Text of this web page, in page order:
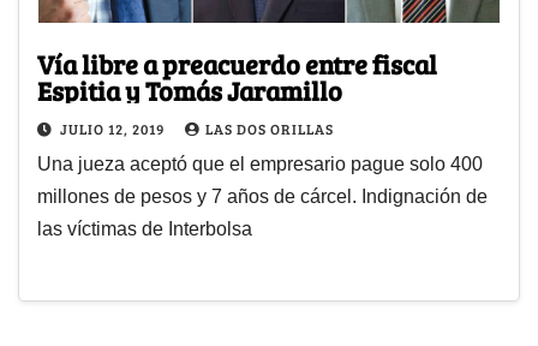
Vía libre a preacuerdo entre fiscal
Espitia y Tomás Jaramillo
JULIO 12, 2019 LAS DOS ORILLAS
Una jueza aceptó que el empresario pague solo 400
millones de pesos y 7 años de cárcel. Indignación de
las víctimas de Interbolsa